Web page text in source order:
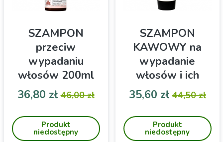
SZAMPON
przeciw
wypadaniu
włosów 200ml
Produkty
Bonifraterskie
osłabionych i
wypadających
Cena
36,80 złCena podstawowa
46,00 zł
Produkt
niedostępny
SZAMPON
KAWOWY na
wypadanie
włosów i ich
wzrost 150ml
La-Le
dla osób borykających się
z problemem wypadania
włosów oraz tych, które
Cena
35,60 złCena
44,50 zł
Produkt
niedostępny